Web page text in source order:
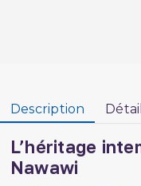
Description
L’héritage
Nawawi